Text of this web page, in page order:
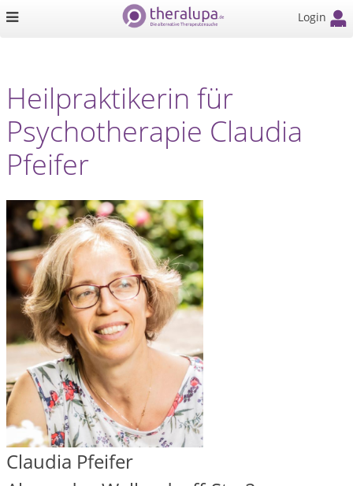
Login
Heilpraktikerin für
Psychotherapie Claudia
Pfeifer
Claudia Pfeifer